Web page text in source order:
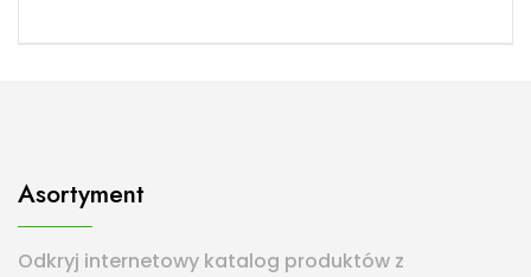
Asortyment
Odkryj internetowy katalog produktów z